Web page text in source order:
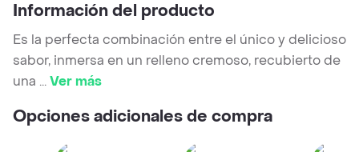
Información del producto
Es la perfecta combinación entre el único y delicioso
sabor, inmersa en un relleno cremoso, recubierto de
una ...Ver más
Opciones adicionales de compra